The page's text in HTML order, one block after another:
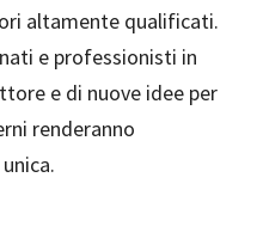
altamente qualificati.
e professionisti in
e di nuove idee per
renderanno